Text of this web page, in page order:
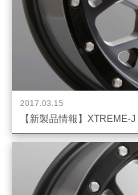
2017.03.15
【新製品情報】XTREME-